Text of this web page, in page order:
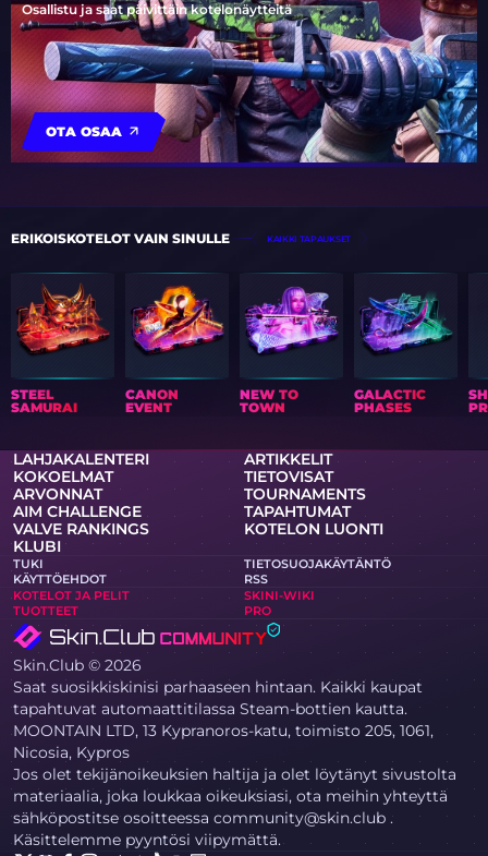
Osallistu ja saat päivittäin kotelonäytteitä
OTA OSAA
ERIKOISKOTELOT VAIN SINULLE KAIKKI TAPAUKSET
STEEL
SAMURAI
CANON
EVENT
NEW TO
TOWN
GALACTIC
PHASES
LAHJAKALENTERI
ARTIKKELIT
KOKOELMAT
TIETOVISAT
ARVONNAT
TOURNAMENTS
AIM CHALLENGE
TAPAHTUMAT
VALVE RANKINGS
KOTELON LUONTI
KLUBI
TUKI
TIETOSUOJAKÄYTÄNTÖ
KÄYTTÖEHDOT
RSS
KOTELOT JA PELIT
SKINI-WIKI
TUOTTEET
PRO
Skin.Club © 2026
Saat suosikkiskinisi parhaaseen hintaan. Kaikki kaupat
tapahtuvat automaattitilassa Steam-bottien kautta.
MOONTAIN LTD, 13 Kypranoros-katu, toimisto 205, 1061,
Nicosia, Kypros
Jos olet tekijänoikeuksien haltija ja olet löytänyt sivustolta
materiaalia, joka loukkaa oikeuksiasi, ota meihin yhteyttä
sähköpostitse osoitteessa community@skin.club .
Käsittelemme pyyntösi viipymättä.